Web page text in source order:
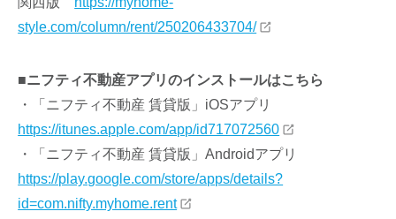
style.com/column/rent/250206433704/
■ニフティ不動産アプリのインストールはこちら
・「ニフティ不動産 賃貸版」iOSアプリ
https://itunes.apple.com/app/id717072560
・「ニフティ不動産 賃貸版」Androidアプリ
https://play.google.com/store/apps/details?
id=com.nifty.myhome.rent